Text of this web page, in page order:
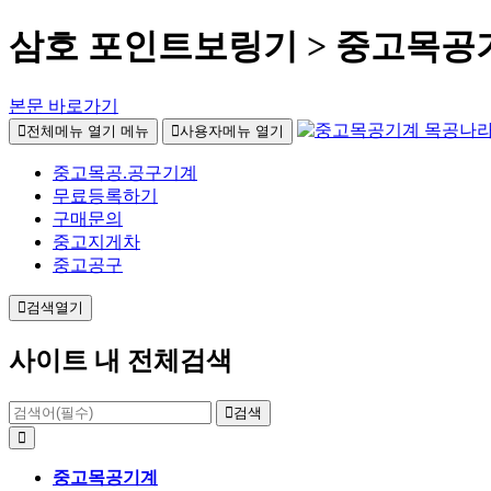
삼호 포인트보링기 > 중고목공
본문 바로가기
전체메뉴 열기 메뉴 사용자메뉴 열기
중고목공.공구기계
무료등록하기
구매문의
중고지게차
중고공구
검색열기
사이트 내 전체검색
검색
중고목공기계